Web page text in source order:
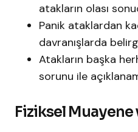
atakların olası
Panik ataklardan
davranışlarda
Atakların başka
sorunu ile
Fiziksel Muayene